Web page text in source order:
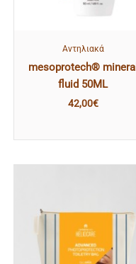
Αντηλιακά
mesoprotech® mineral
fluid 50ML
42,00€